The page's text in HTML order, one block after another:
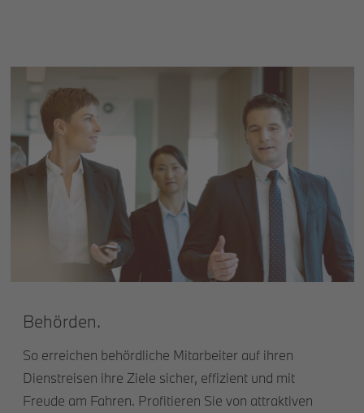
Behörden.
So erreichen behördliche Mitarbeiter auf ihren
Dienstreisen ihre Ziele sicher, effizient und mit
Freude am Fahren. Profitieren Sie von attraktiven